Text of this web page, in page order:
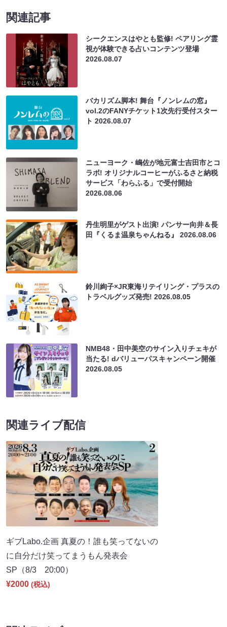
関連記事
シークエンスはやとも監修! ペアリング霊
視が体験できる占いコンテンツ登場
2026.08.07
バカリズム脚本! 舞台『ノンレムの窓』
vol.2のFANYチケット1次先行受付スター
ト2026.08.07
ニューヨーク・嶋佐が地元富士吉田市とコ
ラボ! オリジナルコーヒーがふるさと納税
サービス「わらふる」で受付開始
2026.08.06
丹生明里がゲスト出演! パンサー向井＆長
田『くるま温泉ちゃんねる』2026.08.06
鈴川絢子×JR東海リテイリング・プラスの
トラベルグッズ発売!2026.08.05
NMB48・田中美空のサイン入りチェキが
当たる! dバリューパスキャンペーン開催
2026.08.05
関連ライブ配信
ギブLabo.企画 真夏の！誰も笑ってないの
に自分だけ笑ってまうもん発表会
SP（8/3 20:00）
¥2000 (税込)